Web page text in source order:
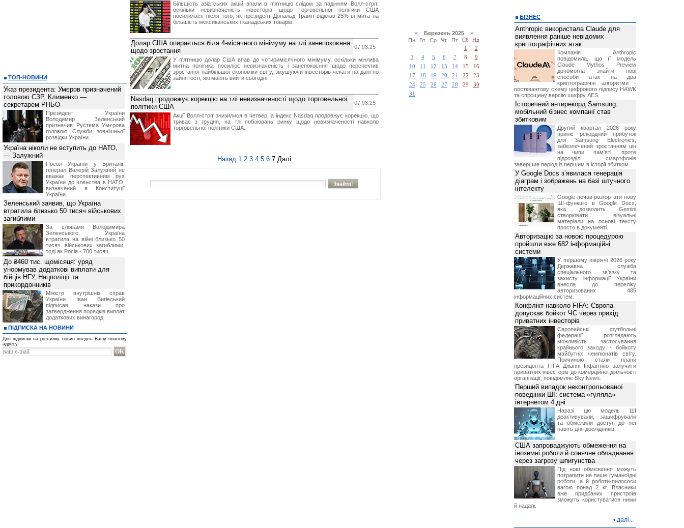
Більшість азіатських акцій впали в п'ятницю слідом за падінням Волл-стріт,
оскільки невизначеність інвесторів щодо торговельної політики США
посилилася після того, як президент Дональд Трамп відклав 25%-ві мита на
більшість мексиканських і канадських товарів.
Долар США опирається біля 4-місячного мінімуму на тлі занепокоєння
щодо зростання
07.03.25
У п'ятницю долар США впав до чотиримісячного мінімуму, оскільки мінлива
митна політика посилює невизначеність і занепокоєння щодо перспектив
зростання найбільшої економіки світу, змушуючи інвесторів чекати на дані по
зайнятості, які мають вийти сьогодні.
Nasdaq продовжує корекцію на тлі невизначеності щодо торговельної
політики США
07.03.25
Акції Волл-стріт знизилися в четвер, а індекс Nasdaq продовжує корекцію, що
триває з грудня, на тлі побоювань ринку щодо невизначеності навколо
торговельної політики США.
Назад 1 2 3 4 5 6 7 Далі
ТОП-НОВИНИ
Указ президента: Умєров призначений
головою СЗР, Клименко —
секретарем РНБО
Президент України
Володимир Зеленський
призначив Pустема Умєрова
головою Служби зовнішньої
розвідки України.
Україна ніколи не вступить до НАТО,
— Залужний
Посол України у Британії,
генерал Валерій Залужний не
вважає перспективним рух
України до членства в НАТО,
визначений в Конституції
України.
Зеленський заявив, що Україна
втратила близько 50 тисяч військових
загиблими
За словами Володимира
Зеленського, Україна
втратила на війні близько 50
тисяч військових загиблими,
тоді як Росія - 700 тисяч.
До ₴460 тис. щомісяця: уряд
унормував додаткові виплати для
бійців НГУ, Нацполіції та
прикордонників
Міністр внутрішніх справ
України Іван Вигівський
підписав накази про
затвердження порядків виплат
додаткових винагород
ПІДПИСКА НА НОВИНИ
Для підписки на розсилку новин введіть Вашу поштову
адресу :
«Березень 2025 »
Пн
Вт Ср Чт Пт Сб
Нд
1
2
3
4 5 6 7 8
9
10
11 12 13 14 15
16
17
18 19 20 21 22
23
24
25 26 27 28 29
30
31
БІЗНЕС
Anthropic використала Claude для
виявлення раніше невідомих
криптографічних атак
Компанія Anthropic
повідомила, що її модель
Claude Mythos Preview
допомогла знайти нові
способи атак на два
криптографічні алгоритми -
постквантову схему цифрового підпису HAWK
та спрощену версію шифру AES.
Історичний антирекорд Samsung:
мобільний бізнес компанії став
збитковим
Другий квартал 2026 року
приніс рекордний прибуток
для Samsung Electronics,
забезпечений зростанням цін
на чипи пам'яті, проте
підрозділ смартфонів
завершив період із першим в історії збитком.
У Google Docs з’явилася генерація
діаграм і зображень на базі штучного
інтелекту
Google почав розгортати нову
ШІ-функцію в Google Docs,
яка дозволить Gemini
створювати візуальні
матеріали на основі тексту
просто в документі.
Авторизацію за новою процедурою
пройшли вже 682 інформаційні
системи
У першому півріччі 2026 року
Державна служба
спеціального зв'язку та
захисту інформації України
внесла до переліку
авторизованих 485
інформаційних систем.
Конфлікт навколо FIFA: Європа
допускає бойкот ЧС через прихід
приватних інвесторів
Європейські футбольні
федерації розглядають
можливість застосування
крайнього заходу - бойкоту
майбутніх чемпіонатів світу.
Причиною стали плани
президента FIFA Джанні Інфантіно залучити
приватних інвесторів до комерційної діяльності
організації, повідомляє Sky News.
Перший випадок неконтрольованої
поведінки ШІ: система «гуляла»
інтернетом 4 дні
Наразі цю модель ШІ
деактивували, зашифрували
та обмежили доступ до неї
навіть для дослідників.
США запроваджують обмеження на
іноземні роботи й сонячне обладнання
через загрозу шпигунства
Під нові обмеження можуть
потрапити не лише гуманоїдні
роботи, а й роботи-пилососи
вагою понад 2 кг. Власники
вже придбаних пристроїв
зможуть користуватися ними
й надалі.
• далі...